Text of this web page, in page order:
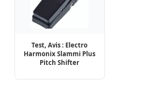
Test, Avis : Electro
Harmonix Slammi Plus
Pitch Shifter